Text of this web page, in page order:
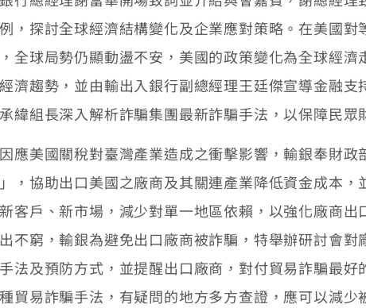
，探討全球經濟結構變化及企業應對策略。在美國
全球局勢仍顯動盪不安，美國的政策變化為全球經
濟趨勢，並由輸出入銀行副總經理王廷傑宣導金融
緯組長深入解析詐騙集團最新詐騙手法，以保障民眾
應美國關稅對臺灣產業造成之衝擊影響，輸銀奉財
，協助出口美國之廠商及其關連產業降低資金成本
客戶、新市場，減少對單一地區依賴，以強化廠商
不窮，輸銀為避免出口廠商被詐騙，特舉辦研討會
法及預防方式，並提醒出口廠商，對付貿易詐騙最
貿易詐騙手法，有疑問的地方多方查證，應可以減少